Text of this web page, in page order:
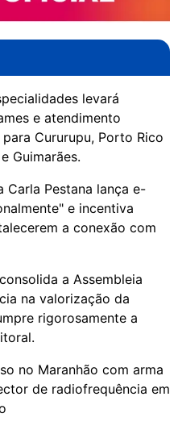
levará
e atendimento
Cururupu, Porto Rico
Guimarães.
Carla Pestana lança e-
e incentiva
a conexão com
a Assembleia
na valorização da
rigorosamente a
no Maranhão com arma
de radiofrequência em